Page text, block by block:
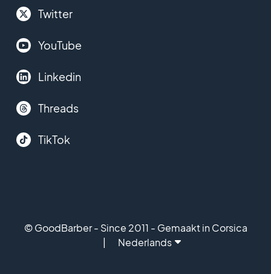
Twitter
YouTube
Linkedin
Threads
TikTok
© GoodBarber - Since 2011 - Gemaakt in Corsica
Nederlands